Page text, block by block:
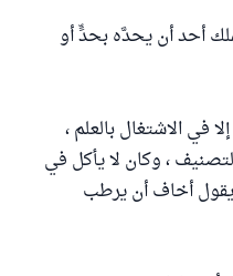
أحد أن يحدَّه بحدٍّ أو
في الاشتغال بالعلم ،
، وكان لا يأكل في
أخاف أن يرطب